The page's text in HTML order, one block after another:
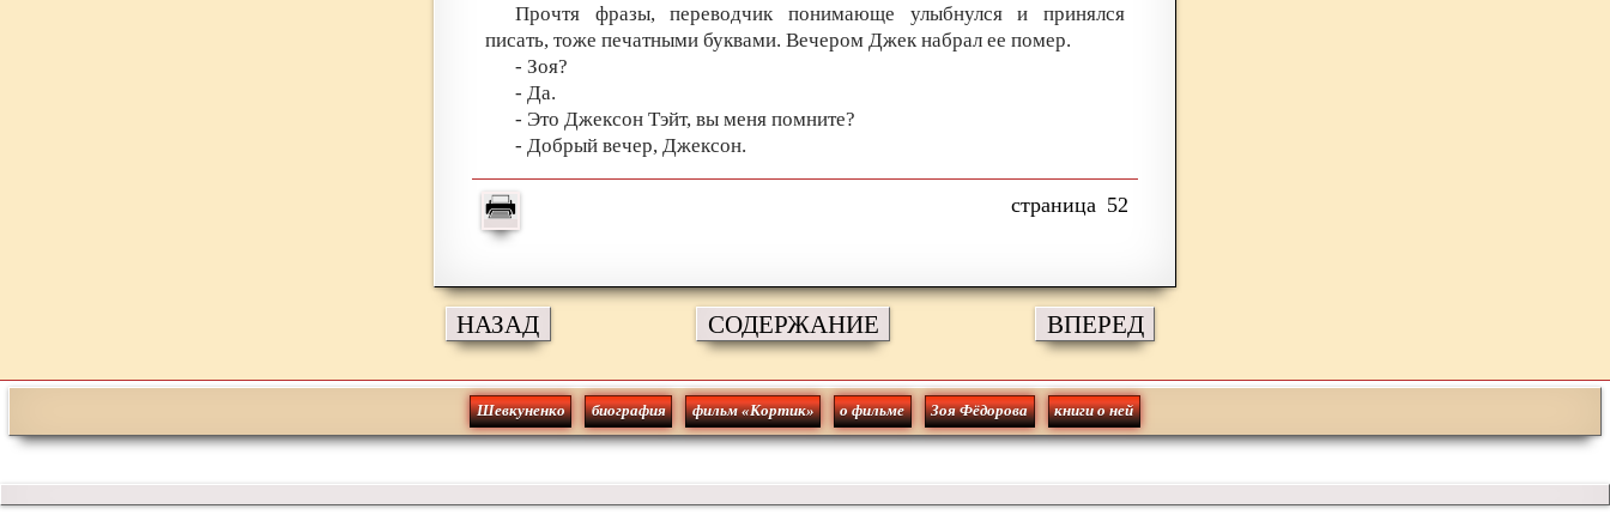
Прочтя фразы, переводчик понимающе улыбнулся и принялся
писать, тоже печатными буквами. Вечером Джек набрал ее помер.
- Зоя?
- Да.
- Это Джексон Тэйт, вы меня помните?
- Добрый вечер, Джексон.
52
НАЗАД СОДЕРЖАНИЕ ВПЕРЕД
Шевкуненко биография фильм «Кортик» о фильме Зоя Фёдорова книги о ней